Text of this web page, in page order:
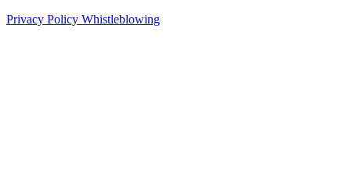
Privacy Policy Whistleblowing